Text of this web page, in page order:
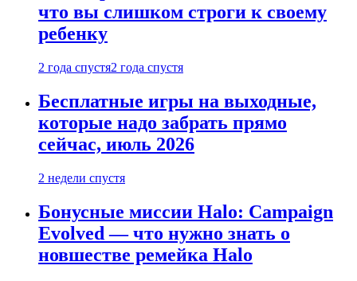
что вы слишком строги к своему
ребенку
2 года спустя2 года спустя
Бесплатные игры на выходные,
которые надо забрать прямо
сейчас, июль 2026
2 недели спустя
Бонусные миссии Halo: Campaign
Evolved — что нужно знать о
новшестве ремейка Halo